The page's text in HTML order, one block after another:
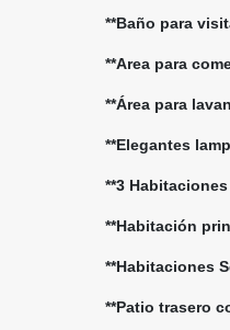
**Baño para
**Area para
**Área para
**Elegantes
**3
**Habitación
**Habitaciones
**Patio trasero